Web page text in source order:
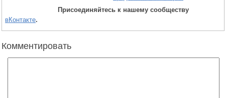
Присоединяйтесь к нашему сообществу
вКонтакте.
Комментировать